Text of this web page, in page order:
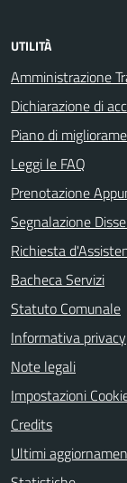
UTILITÀ
Amministrazione
Dichiarazione di
Piano di
Leggi le FAQ
Prenotazione
Segnalazione
Richiesta
Bacheca Servizi
Statuto Comunale
Informativa privacy
Note legali
Impostazioni
Credits
Ultimi